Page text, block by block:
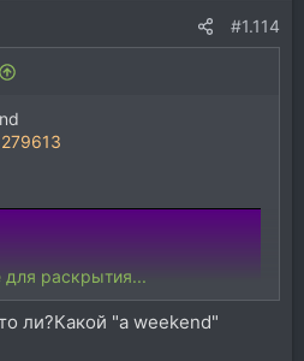
#1.114
раскрытия...
ли?Какой "a weekend"